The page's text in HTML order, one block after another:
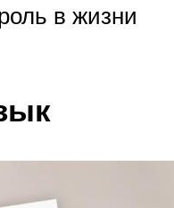
в жизни